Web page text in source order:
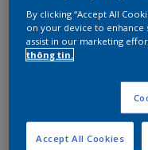
By clicking “Accept All
on your device to enhance
assist in our marketing
thông tin.
Accept All Cookies